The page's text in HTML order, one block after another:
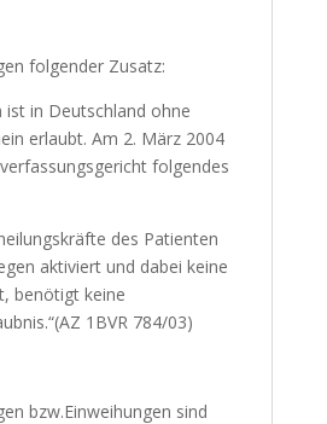
folgender Zusatz:
ist in Deutschland ohne
erlaubt. Am 2. März 2004
folgendes
des Patienten
aktiviert und dabei keine
benötigt keine
1BVR 784/03)
bzw.Einweihungen sind